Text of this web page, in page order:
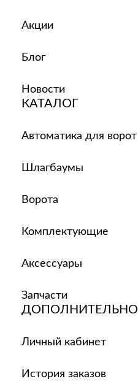
Акции
Блог
Новости
КАТАЛОГ
Автоматика для ворот
Шлагбаумы
Ворота
Комплектующие
Аксессуары
Запчасти
ДОПОЛНИТЕЛЬНО
Личный кабинет
История заказов